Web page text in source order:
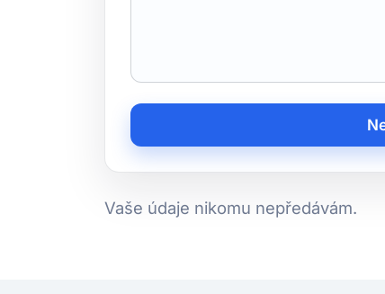
Vaše údaje nikomu nepředávám.